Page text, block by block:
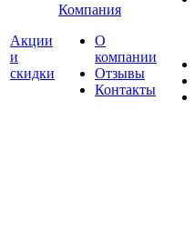
Акции
и
скидки
Компания
О
компании
Отзывы
Контакты